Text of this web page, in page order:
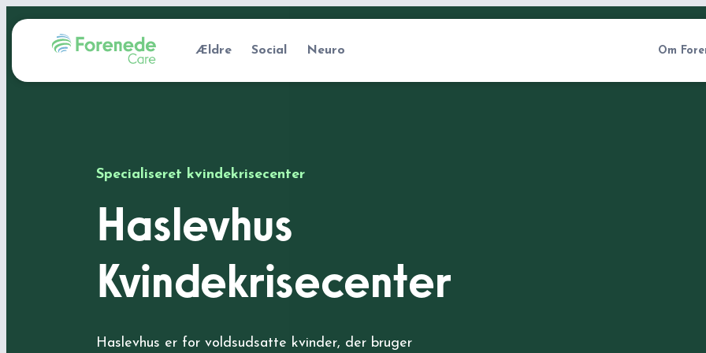
Ældre Social Neuro Om
Specialiseret kvindekrisecenter
Haslevhus
Kvindekrisecenter
Haslevhus er for voldsudsatte kvinder, der bruger